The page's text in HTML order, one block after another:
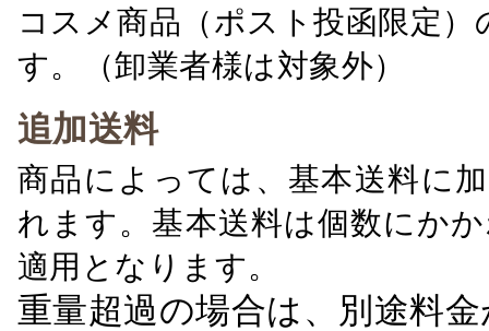
コスメ商品（ポスト投函限定
す。（卸業者様は対象外）
追加送料
商品によっては、基本送料に
れます。基本送料は個数にか
適用となります。
重量超過の場合は、別途料